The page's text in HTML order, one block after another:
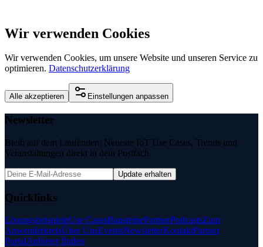
Wir verwenden Cookies
Wir verwenden Cookies, um unsere Website und unseren Service zu
optimieren. Datenschutzerklärung
Alle akzeptieren Einstellungen anpassen
Newsletter
Bleib auf dem Laufenden: Neueste IoT Use Cases, Trends und
Veranstaltungen direkt in dein Postfach.
Update erhalten
Quicklinks
LösungsbeispieleUse CasesBausteinePartnerPodcastsZum
AnwenderkreisÜber UnsEventsNewsletterKontaktPartner
PortalAnbieter finden